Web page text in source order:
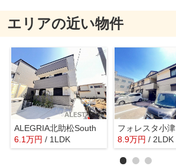
エリアの近い物件
ALEGRIA北助松South
6.1万円 / 1LDK
フォレスタ小津
8.9万円 / 2LDK